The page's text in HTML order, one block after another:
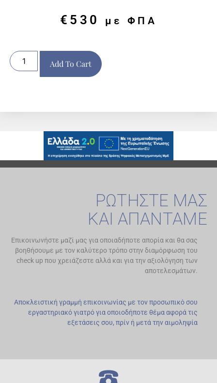
€ 530 με ΦΠΑ
Add To Cart
ΡΩΤΗΣΤΕ ΜΑΣ
ΚΑΙ ΑΠΑΝΤΑΜΕ
Επικοινωνήστε μαζί μας για οποιαδήποτε απορία και θα σας
βοηθήσουμε με τον καλύτερο τρόπο στην διαμόρφωση του
check up που χρειάζεστε αλλά και για την αξιολόγηση των
αποτελεσμάτων.
Αποκλειστική γραμμή επικοινωνίας με τον προσωπικό σου
εργαστηριακό γιατρό για οποιοδήποτε θέμα αφορά τις
εξετάσεις σου, πρίν ή μετά την αιμοληψία